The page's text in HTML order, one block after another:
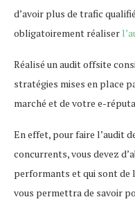
d’avoir plus de trafic
obligatoirement réaliser
Réalisé un audit offsite
stratégies mises en place
marché et de votre e-
En effet, pour faire l’audit
concurrents, vous devez
performants et qui sont de
vous permettra de savoir